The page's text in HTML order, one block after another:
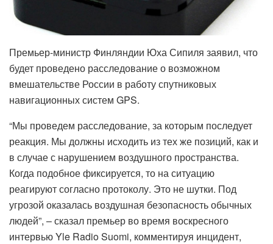
Премьер-министр Финляндии Юха Сипиля заявил, что
будет проведено расследование о возможном
вмешательстве России в работу спутниковых
навигационных систем GPS.
“Мы проведем расследование, за которым последует
реакция. Мы должны исходить из тех же позиций, как и
в случае с нарушением воздушного пространства.
Когда подобное фиксируется, то на ситуацию
реагируют согласно протоколу. Это не шутки. Под
угрозой оказалась воздушная безопасность обычных
людей”, – сказал премьер во время воскресного
интервью Yle Radio Suomi, комментируя инцидент,